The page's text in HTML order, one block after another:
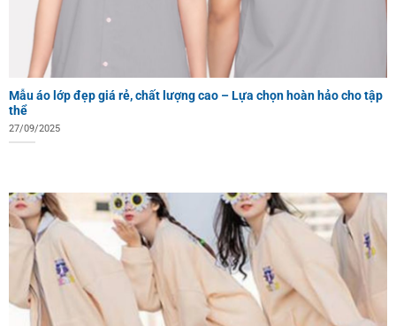
Mẫu áo lớp đẹp giá rẻ, chất lượng cao – Lựa chọn hoàn hảo cho tập
thể
27/09/2025